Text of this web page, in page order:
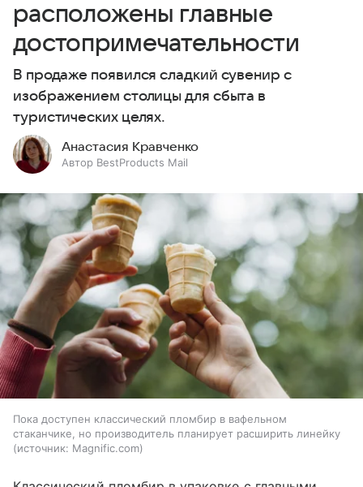
расположены главные
достопримечательности
В продаже появился сладкий сувенир с
изображением столицы для сбыта в
туристических целях.
Анастасия Кравченко
Автор BestProducts Mail
Пока доступен классический пломбир в вафельном
стаканчике, но производитель планирует расширить линейку
источник: Magnific.com